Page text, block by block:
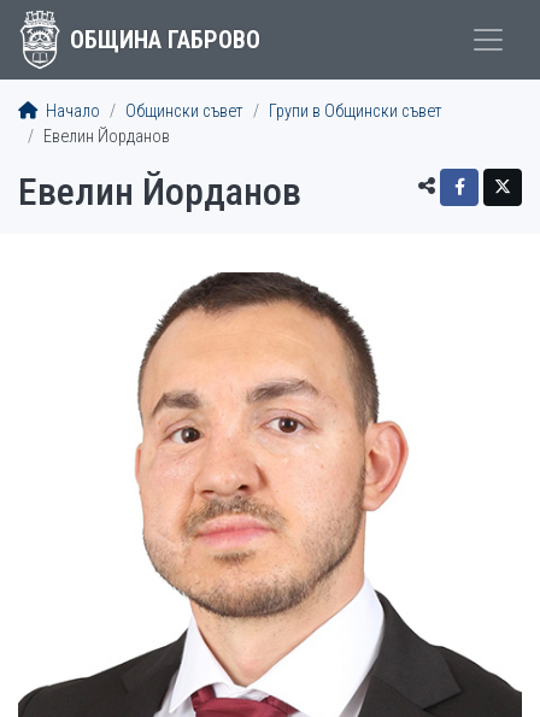
ОБЩИНА ГАБРОВО
Начало Общински съвет
Групи в Общински съвет
Евелин Йорданов
Евелин Йорданов